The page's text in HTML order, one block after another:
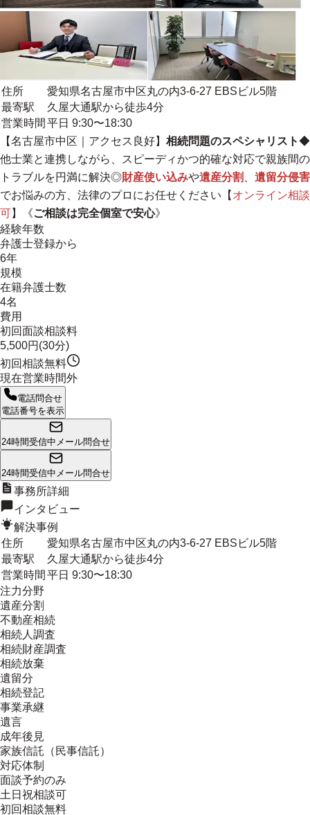
住所
愛知県名古屋市中区丸の内3-6-27 EBSビル5階
最寄駅
久屋大通駅から徒歩4分
営業時間 平日 9:30〜18:30
【名古屋市中区｜アクセス良好】 相続問題のスペシャリスト◆
他士業と連携しながら、スピーディかつ的確な対応で親族間の
トラブルを円満に解決◎財産使い込みや遺産分割
遺留分侵害
でお悩みの方、法律のプロにお任せください【 オンライン相談
可】《ご相談は完全個室で安心》
経験年数
弁護士登録から
6年
規模
在籍弁護士数
4名
費用
初回面談相談料
5,500円(30分)
初回相談無料
現在営業時間外
電話問合せ
電話番号を表示
24時間受信中 メール問合せ
24時間受信中 メール問合せ
事務所詳細
インタビュー
解決事例
住所
愛知県名古屋市中区丸の内3-6-27 EBSビル5階
最寄駅
久屋大通駅から徒歩4分
営業時間 平日 9:30〜18:30
注力分野
遺産分割
不動産相続
相続人調査
相続財産調査
相続放棄
遺留分
相続登記
事業承継
遺言
成年後見
家族信託（民事信託）
対応体制
面談予約のみ
土日祝相談可
初回相談無料